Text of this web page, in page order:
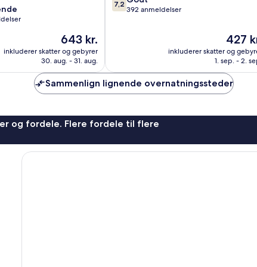
Prisen
er
643 kr.
643 kr.
inkluderer skatter og gebyrer
30. aug. - 31. aug.
ud
7,2
392 anmeldelser
Prisen
er
427 kr.
427
inkluderer skatter og
1. sep. - 2.
Sammenlign lignende overnatningssteder
og fordele. Flere fordele til flere